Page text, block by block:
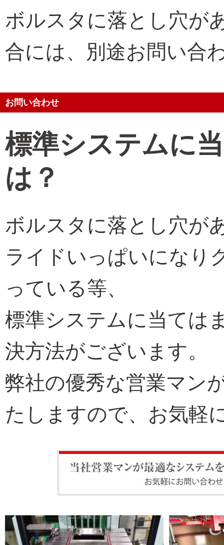
ボルスタに落とし穴が
合には、別途お問い合
お問い合わせ
標準システムに
は？
ボルスタに落とし穴が
ライドいっぱいになり
っている等、
標準システムに当ては
決方法がございます。
弊社の優秀な営業マン
たしますので、お気軽